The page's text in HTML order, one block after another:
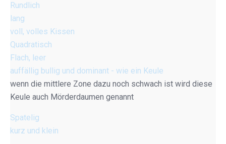
Rundlich
lang
voll, volles Kissen
Quadratisch
Flach, leer
auffällig bullig und dominant - wie ein Keule
wenn die mittlere Zone dazu noch schwach ist wird diese
Keule auch Mörderdaumen genannt
Spatelig
kurz und klein